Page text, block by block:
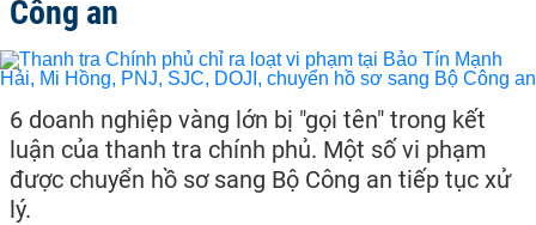
Công an
6 doanh nghiệp vàng lớn bị "gọi tên" trong kết
luận của thanh tra chính phủ. Một số vi phạm
được chuyển hồ sơ sang Bộ Công an tiếp tục xử
lý.